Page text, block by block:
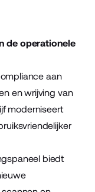
de operationele
aan
en wrijving van
moderniseert
biedt